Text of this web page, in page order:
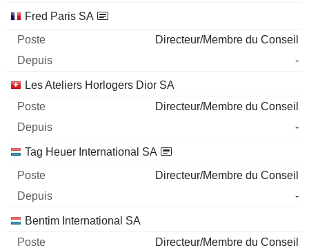
Fred Paris SA
Directeur/Membre du Conseil
-
Les Ateliers Horlogers Dior SA
Directeur/Membre du Conseil
-
Tag Heuer International SA
Directeur/Membre du Conseil
-
Bentim International SA
Directeur/Membre du Conseil